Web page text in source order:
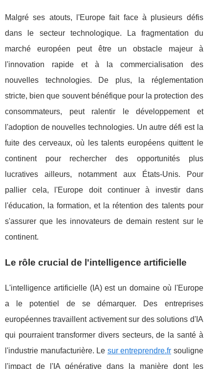
Malgré ses atouts, l'Europe fait face à plusieurs défis
dans le secteur technologique. La fragmentation du
marché européen peut être un obstacle majeur à
l'innovation rapide et à la commercialisation des
nouvelles technologies. De plus, la réglementation
stricte, bien que souvent bénéfique pour la protection des
consommateurs, peut ralentir le développement et
l'adoption de nouvelles technologies. Un autre défi est la
fuite des cerveaux, où les talents européens quittent le
continent pour rechercher des opportunités plus
lucratives ailleurs, notamment aux États-Unis. Pour
pallier cela, l'Europe doit continuer à investir dans
l'éducation, la formation, et la rétention des talents pour
s'assurer que les innovateurs de demain restent sur le
continent.
Le rôle crucial de l'intelligence artificielle
L'intelligence artificielle (IA) est un domaine où l'Europe
a le potentiel de se démarquer. Des entreprises
européennes travaillent activement sur des solutions d'IA
qui pourraient transformer divers secteurs, de la santé à
l'industrie manufacturière. Le sur entreprendre.fr souligne
l'impact de l'IA générative dans la manière dont les